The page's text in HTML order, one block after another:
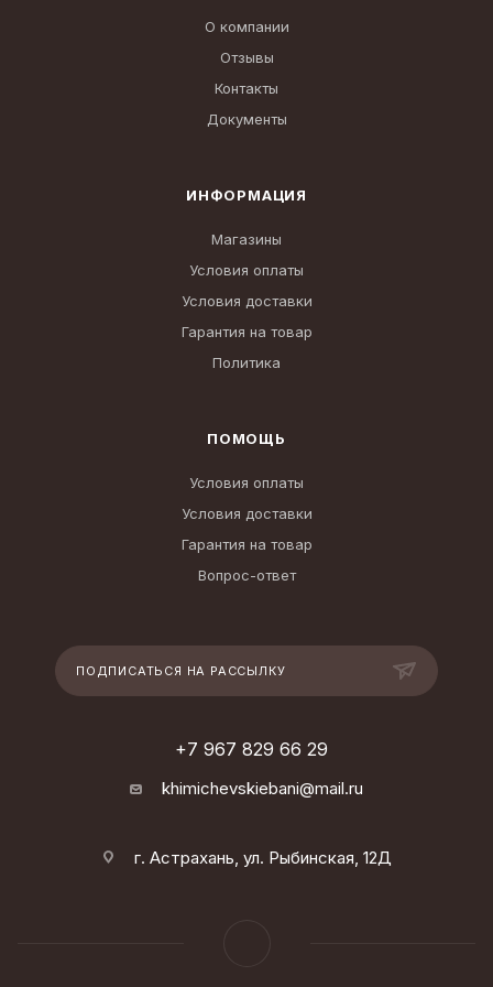
О компании
Отзывы
Контакты
Документы
ИНФОРМАЦИЯ
Магазины
Условия оплаты
Условия доставки
Гарантия на товар
Политика
ПОМОЩЬ
Условия оплаты
Условия доставки
Гарантия на товар
Вопрос-ответ
ПОДПИСАТЬСЯ НА РАССЫЛКУ
+7 967 829 66 29
khimichevskiebani@mail.ru
г. Астрахань, ул. Рыбинская, 12Д